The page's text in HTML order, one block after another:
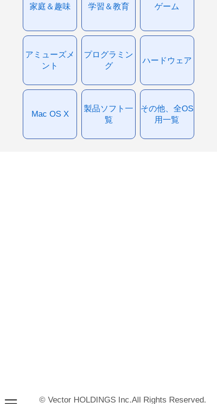
家庭＆趣味 学習＆教育 ゲーム
アミューズメ
ント
プログラミン
グ
ハードウェア
Mac OS X
製品ソフト一
覧
その他、全OS
用一覧
© Vector HOLDINGS Inc.All Rights Reserved.